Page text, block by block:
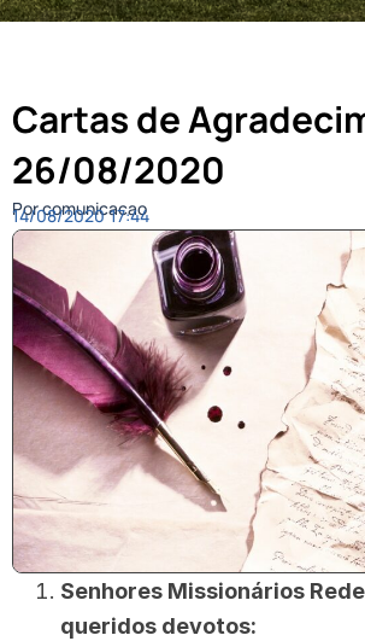
Cartas de
26/08/2020
Por comunicacao
14/08/2020 17:44
Senhores Missionários
queridos devotos: